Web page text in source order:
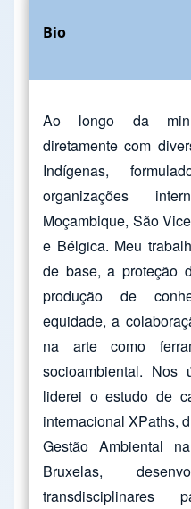
Bio
Ao longo da
diretamente com
Indígenas,
organizações
Moçambique, São
e Bélgica. Meu
de base, a proteção
produção de
equidade, a
na arte como
socioambiental. Nos
liderei o estudo de
internacional XPaths,
Gestão Ambiental
Bruxelas,
transdisciplinares